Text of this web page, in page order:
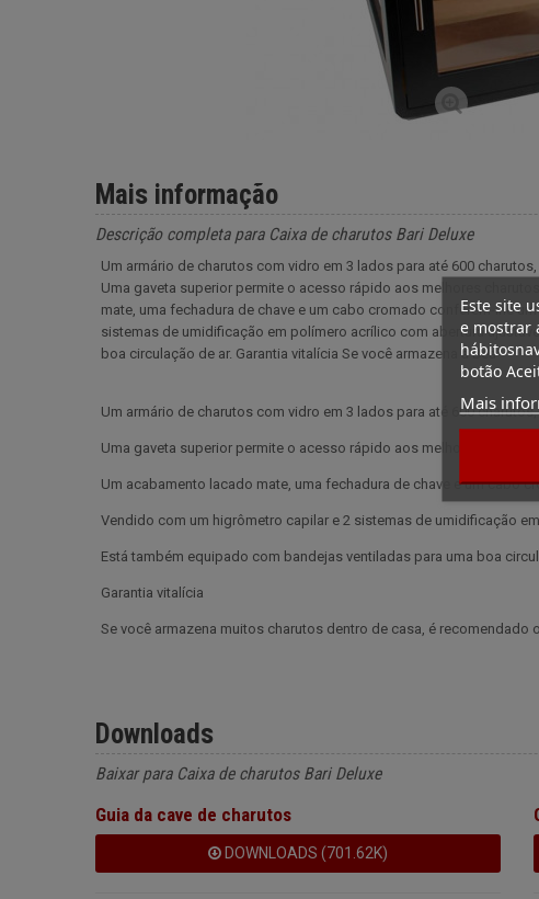
Este site
e mostrar
botão
Mais
Mais informação
Descrição completa para Caixa de charutos Bari Deluxe
Um armário de charutos com vidro em 3 lados para até 600
Uma gaveta superior permite o acesso rápido aos melhores
mate, uma fechadura de chave e um cabo cromado conferem-lhe
sistemas de umidificação em polímero acrílico com abertura
boa circulação de ar. Garantia vitalícia Se você armazena a Bea
Um armário de charutos com vidro em 3 lados para até 600
Uma gaveta superior permite o acesso rápido aos melhores
Um acabamento lacado mate, uma fechadura de chave e um cabo
Vendido com um higrômetro capilar e 2 sistemas de umidificação
Está também equipado com bandejas ventiladas para uma boa
Garantia vitalícia
Se você armazena muitos charutos dentro de casa, é
Downloads
Baixar para Caixa de charutos Bari Deluxe
Guia da cave de charutos
DOWNLOADS (701.62K)